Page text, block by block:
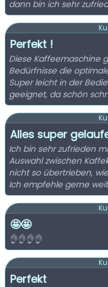
dann bin ich sehr
Perfekt !
Diese Kaffeemaschine
Bedürfnisse die
Super leicht in der
geeignet, da schön
Alles super
Ich bin sehr zufrieden
Auswahl zwischen
nicht so übertrieben,
Ich empfehle gerne
🤩🤩
👌👌👌👌
Perfekt